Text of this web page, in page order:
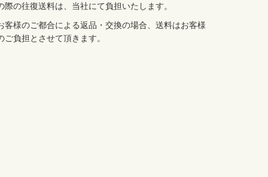
際の往復送料は、当社にて負担いたします。
客様のご都合による返品・交換の場合、送料はお客様
ご負担とさせて頂きます。